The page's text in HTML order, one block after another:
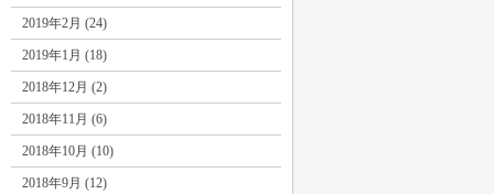
2019年2月 (24)
2019年1月 (18)
2018年12月 (2)
2018年11月 (6)
2018年10月 (10)
2018年9月 (12)